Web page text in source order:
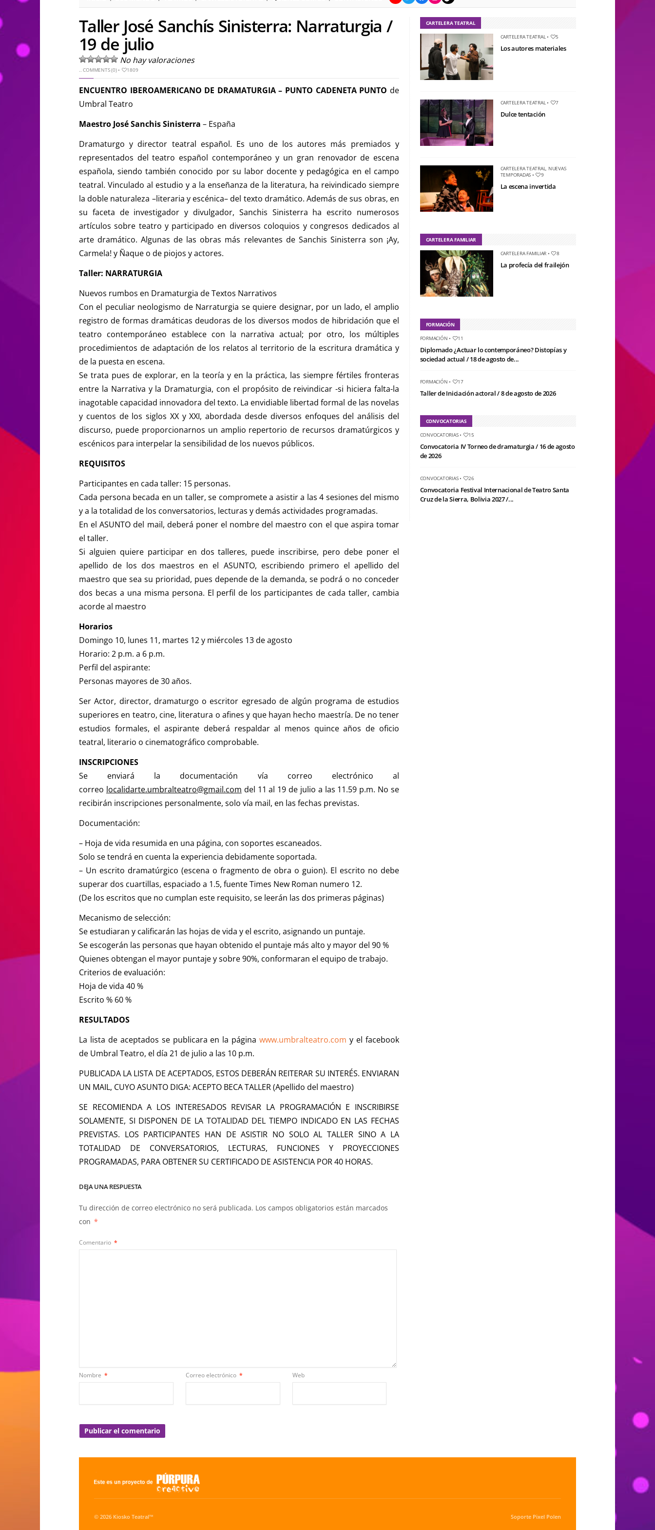
Taller José Sanchís Sinisterra: Narraturgia /
19 de julio
No hay valoraciones
..COMMENTS (0)• 1809
ENCUENTRO IBEROAMERICANO DE DRAMATURGIA – PUNTO CADENETA PUNTO de
Umbral Teatro
Maestro José Sanchis Sinisterra – España
Dramaturgo y director teatral español. Es uno de los autores más premiados y
representados del teatro español contemporáneo y un gran renovador de escena
española, siendo también conocido por su labor docente y pedagógica en el campo
teatral. Vinculado al estudio y a la enseñanza de la literatura, ha reivindicado siempre
la doble naturaleza –literaria y escénica– del texto dramático. Además de sus obras, en
su faceta de investigador y divulgador, Sanchis Sinisterra ha escrito numerosos
artículos sobre teatro y participado en diversos coloquios y congresos dedicados al
arte dramático. Algunas de las obras más relevantes de Sanchis Sinisterra son ¡Ay,
Carmela! y Ñaque o de piojos y actores.
Taller: NARRATURGIA
Nuevos rumbos en Dramaturgia de Textos Narrativos
Con el peculiar neologismo de Narraturgia se quiere designar, por un lado, el amplio
registro de formas dramáticas deudoras de los diversos modos de hibridación que el
teatro contemporáneo establece con la narrativa actual; por otro, los múltiples
procedimientos de adaptación de los relatos al territorio de la escritura dramática y
de la puesta en escena.
Se trata pues de explorar, en la teoría y en la práctica, las siempre fértiles fronteras
entre la Narrativa y la Dramaturgia, con el propósito de reivindicar -si hiciera falta-la
inagotable capacidad innovadora del texto. La envidiable libertad formal de las novelas
y cuentos de los siglos XX y XXI, abordada desde diversos enfoques del análisis del
discurso, puede proporcionarnos un amplio repertorio de recursos dramatúrgicos y
escénicos para interpelar la sensibilidad de los nuevos públicos.
REQUISITOS
Participantes en cada taller: 15 personas.
Cada persona becada en un taller, se compromete a asistir a las 4 sesiones del mismo
y a la totalidad de los conversatorios, lecturas y demás actividades programadas.
En el ASUNTO del mail, deberá poner el nombre del maestro con el que aspira tomar
el taller.
Si alguien quiere participar en dos talleres, puede inscribirse, pero debe poner el
apellido de los dos maestros en el ASUNTO, escribiendo primero el apellido del
maestro que sea su prioridad, pues depende de la demanda, se podrá o no conceder
dos becas a una misma persona. El perfil de los participantes de cada taller, cambia
acorde al maestro
Horarios
Domingo 10, lunes 11, martes 12 y miércoles 13 de agosto
Horario: 2 p.m. a 6 p.m.
Perfil del aspirante:
Personas mayores de 30 años.
Ser Actor, director, dramaturgo o escritor egresado de algún programa de estudios
superiores en teatro, cine, literatura o afines y que hayan hecho maestría. De no tener
estudios formales, el aspirante deberá respaldar al menos quince años de oficio
teatral, literario o cinematográfico comprobable.
INSCRIPCIONES
Se enviará la documentación vía correo electrónico al
correo localidarte.umbralteatro@gmail.com del 11 al 19 de julio a las 11.59 p.m. No se
recibirán inscripciones personalmente, solo vía mail, en las fechas previstas.
Documentación:
– Hoja de vida resumida en una página, con soportes escaneados.
Solo se tendrá en cuenta la experiencia debidamente soportada.
– Un escrito dramatúrgico (escena o fragmento de obra o guion). El escrito no debe
superar dos cuartillas, espaciado a 1.5, fuente Times New Roman numero 12.
(De los escritos que no cumplan este requisito, se leerán las dos primeras páginas)
Mecanismo de selección:
Se estudiaran y calificarán las hojas de vida y el escrito, asignando un puntaje.
Se escogerán las personas que hayan obtenido el puntaje más alto y mayor del 90 %
Quienes obtengan el mayor puntaje y sobre 90%, conformaran el equipo de trabajo.
Criterios de evaluación:
Hoja de vida 40 %
Escrito % 60 %
RESULTADOS
La lista de aceptados se publicara en la páginawww.umbralteatro.com y el facebook
de Umbral Teatro, el día 21 de julio a las 10 p.m.
PUBLICADA LA LISTA DE ACEPTADOS, ESTOS DEBERÁN REITERAR SU INTERÉS. ENVIARAN
UN MAIL, CUYO ASUNTO DIGA: ACEPTO BECA TALLER (Apellido del maestro)
SE RECOMIENDA A LOS INTERESADOS REVISAR LA PROGRAMACIÓN E INSCRIBIRSE
SOLAMENTE, SI DISPONEN DE LA TOTALIDAD DEL TIEMPO INDICADO EN LAS FECHAS
PREVISTAS. LOS PARTICIPANTES HAN DE ASISTIR NO SOLO AL TALLER SINO A LA
TOTALIDAD DE CONVERSATORIOS, LECTURAS, FUNCIONES Y PROYECCIONES
PROGRAMADAS, PARA OBTENER SU CERTIFICADO DE ASISTENCIA POR 40 HORAS.
DEJA UNA RESPUESTA
Tu dirección de correo electrónico no será publicada. Los campos obligatorios están marcados
con *
Comentario *
Nombre * Correo electrónico * Web
CARTELERA TEATRAL
CARTELERA TEATRAL• 5
Los autores materiales
CARTELERA TEATRAL• 7
Dulce tentación
CARTELERA TEATRAL, NUEVAS
TEMPORADAS • 9
La escena invertida
CARTELERA FAMILIAR
CARTELERA FAMILIAR • 8
La profecía del frailejón
FORMACIÓN
FORMACIÓN • 11
Diplomado ¿Actuar lo contemporáneo? Distopías y
sociedad actual / 18 de agosto de...
FORMACIÓN • 17
Taller de Iniciación actoral / 8 de agosto de 2026
CONVOCATORIAS
CONVOCATORIAS• 15
Convocatoria IV Torneo de dramaturgia / 16 de agosto
de 2026
CONVOCATORIAS• 26
Convocatoria Festival Internacional de Teatro Santa
Cruz de la Sierra, Bolivia 2027 /...
© 2026 Kiosko Teatral™ Soporte Pixel Polen